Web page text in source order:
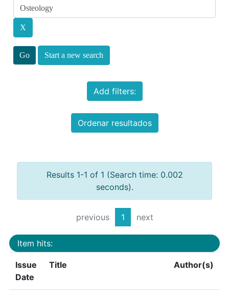
Start a new search
Add filters:
Ordenar resultados
Results 1-1 of 1 (Search time: 0.002
seconds).
previous 1 next
Item hits:
Issue
Date
Title Author(s)